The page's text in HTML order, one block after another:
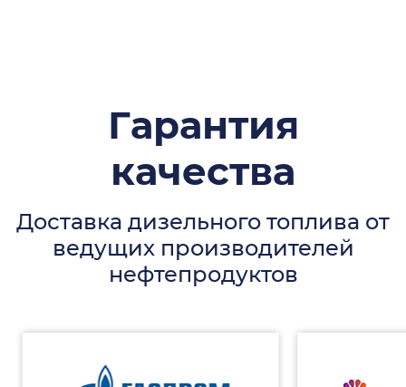
Гарантия
качества
Доставка дизельного топлива от
ведущих производителей
нефтепродуктов